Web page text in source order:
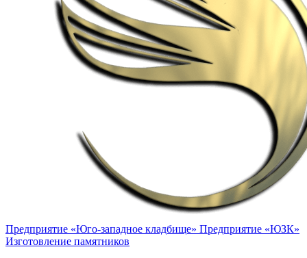
Предприятие «Юго-западное кладбище» Предприятие «ЮЗК»
Изготовление памятников